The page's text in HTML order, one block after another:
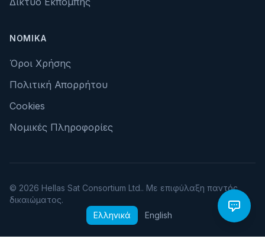
ΝΟΜΙΚΆ
Όροι Χρήσης
Πολιτική Απορρήτου
Cookies
Νομικές Πληροφορίες
© 2026 Hellas Sat Consortium Ltd.. Με επιφύλαξη παντός
δικαιώματος.
Ελληνικά
English